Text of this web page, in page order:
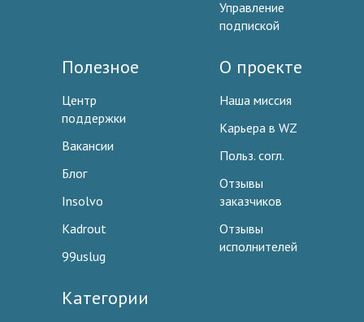
Управление
подпиской
Полезное
Центр
поддержки
Вакансии
Блог
Insolvo
Kadrout
99uslug
О проекте
Наша миссия
Карьера в WZ
Польз. согл.
Отзывы
заказчиков
Отзывы
исполнителей
Категории